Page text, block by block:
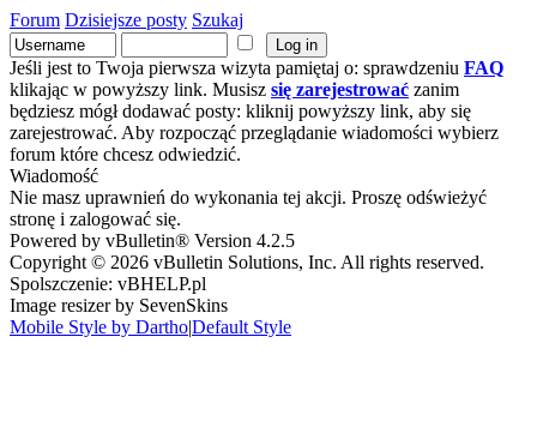
Forum Dzisiejsze posty Szukaj
Jeśli jest to Twoja pierwsza wizyta pamiętaj o: sprawdzeniu FAQ
klikając w powyższy link. Musisz się zarejestrować zanim
będziesz mógł dodawać posty: kliknij powyższy link, aby się
zarejestrować. Aby rozpocząć przeglądanie wiadomości wybierz
forum które chcesz odwiedzić.
Wiadomość
Nie masz uprawnień do wykonania tej akcji. Proszę odświeżyć
stronę i zalogować się.
Powered by vBulletin® Version 4.2.5
Copyright © 2026 vBulletin Solutions, Inc. All rights reserved.
Spolszczenie: vBHELP.pl
Image resizer by SevenSkins
Mobile Style by Dartho|Default Style